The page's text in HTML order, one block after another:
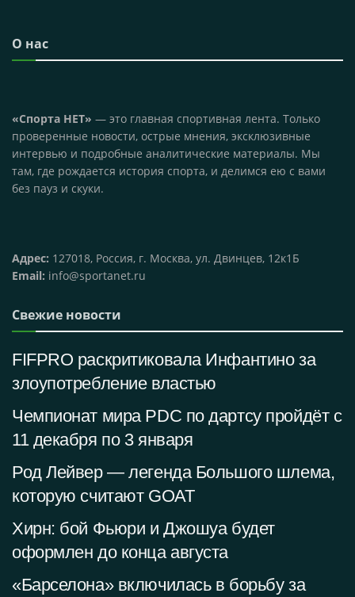
О нас
«Спорта НЕТ» — это главная спортивная лента. Только
проверенные новости, острые мнения, эксклюзивные
интервью и подробные аналитические материалы. Мы
там, где рождается история спорта, и делимся ею с вами
без пауз и скуки.
Адрес: 127018, Россия, г. Москва, ул. Двинцев, 12к1Б
Email: info@sportanet.ru
Свежие новости
FIFPRO раскритиковала Инфантино за
злоупотребление властью
Чемпионат мира PDC по дартсу пройдёт с
11 декабря по 3 января
Род Лейвер — легенда Большого шлема,
которую считают GOAT
Хирн: бой Фьюри и Джошуа будет
оформлен до конца августа
«Барселона» включилась в борьбу за